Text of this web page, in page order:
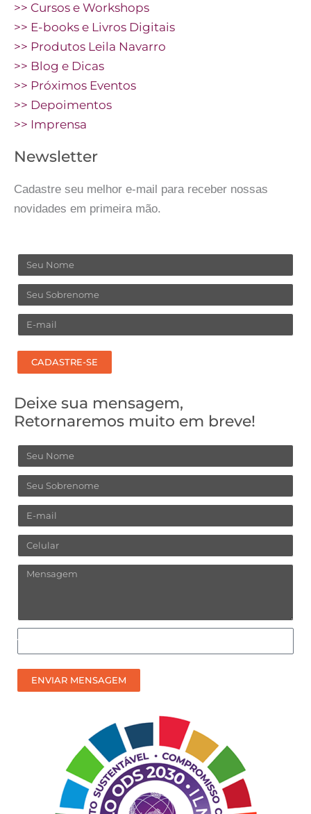
>> Cursos e Workshops
>> E-books e Livros Digitais
>> Produtos Leila Navarro
>> Blog e Dicas
>> Próximos Eventos
>> Depoimentos
>> Imprensa
Newsletter
Cadastre seu melhor e-mail para receber nossas
novidades em primeira mão.
Nome
Sobrenome
Email
CADASTRE-SE
Deixe sua mensagem,
Retornaremos muito em breve!
Nome
Sobrenome
Email
Celular
Mensagem
Como
prefere
receber
nosso
ENVIAR MENSAGEM